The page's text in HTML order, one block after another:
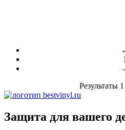
Результаты
Защита для вашего